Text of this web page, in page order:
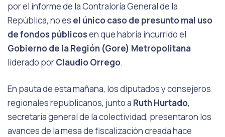
por el informe de la Contraloría General de la
República, no es el único caso de presunto mal uso
de fondos públicosen que habría incurrido el
Gobierno de la Región (Gore) Metropolitana
liderado porClaudio Orrego.
En pauta de esta mañana, los diputados y consejeros
regionales republicanos, junto a Ruth Hurtado,
secretaria general de la colectividad, presentaron los
avances de la mesa de fiscalización creada hace